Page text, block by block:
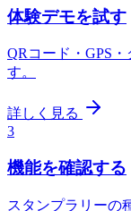
体験デモを試す
QRコード・GPS
す。
詳しく見る
3
機能を確認する
スタンプラリーの